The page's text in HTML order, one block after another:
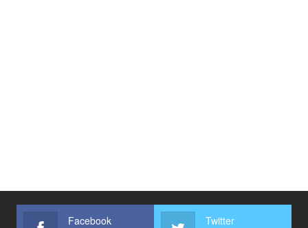
Facebook Twitter